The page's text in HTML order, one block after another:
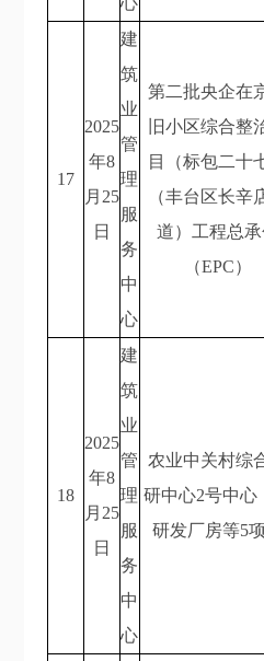
17
2025
年8
月25
日
建
筑
业
管
理
服
务
中
心
第二批央企在
旧小区综合整
目（标包二十
（丰台区长辛
道）工程总
（EPC）
18
2025
年8
月25
日
建
筑
业
管
理
服
务
中
心
农业中关村综
研中心2号中心
研发厂房等5项